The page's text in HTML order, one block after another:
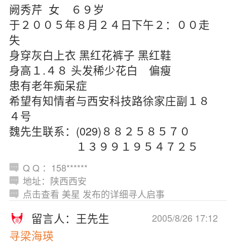
阙秀芹 女 ６９岁
于２００５年８月２４日下午２：００走
失
身穿灰白上衣 黑红花裤子 黑红鞋
身高１.４８ 头发稀少花白 偏瘦
患有老年痴呆症
希望有知情者与西安科技路徐家庄副１８
４号
魏先生联系：(029)８８２５８５７０
１３９９１９５４７２５
Q Q ：158******
地址：陕西西安
点击查看 美星 发布的详细寻人启事
2005/8/26 17:12
留言人：王先生
寻梁海瑛